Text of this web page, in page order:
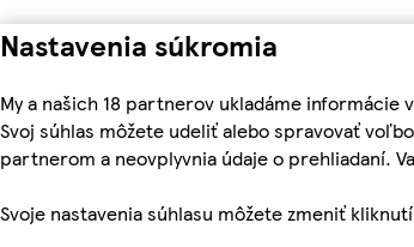
Nastavenia súkromia
My a našich 18 partnerov ukladáme
Svoj súhlas môžete udeliť alebo spravovať
partnerom a neovplyvnia údaje o prehliadaní.
Svoje nastavenia súhlasu môžete zmeniť